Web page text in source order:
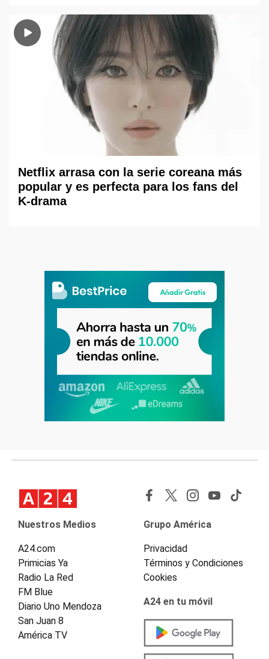
Netflix arrasa con la serie coreana más
popular y es perfecta para los fans del
K-drama
Nuestros Medios
A24.com
Primicias Ya
Radio La Red
FM Blue
Diario Uno Mendoza
San Juan 8
América TV
Grupo América
Privacidad
Términos y Condiciones
Cookies
A24 en tu móvil